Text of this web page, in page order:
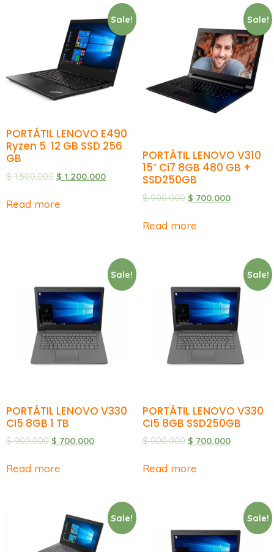
Sale!
PORTÁTIL LENOVO E490
Ryzen 5 12 GB SSD 256
GB
$1.500.000 $ 1.200.000
Read more
Sale!
PORTÁTIL LENOVO V310
15″ Ci7 8GB 480 GB +
SSD250GB
$900.000 $ 700.000
Read more
Sale!
PORTÁTIL LENOVO V330
CI5 8GB 1 TB
$900.000 $ 700.000
Read more
Sale!
PORTÁTIL LENOVO V330
CI5 8GB SSD250GB
$900.000 $ 700.000
Read more
Sale! Sale!